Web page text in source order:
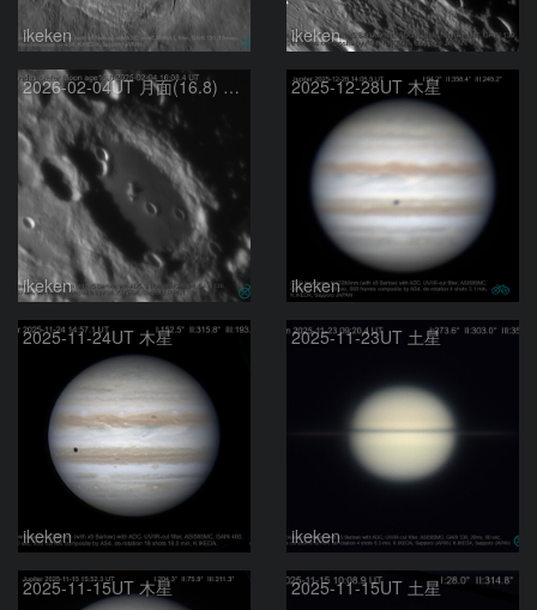
ikeken ikeken
2026-02-04UT 月面(16.8) クレオメデスクレーター
ikeken
2025-12-28UT 木星
ikeken
2025-11-24UT 木星
ikeken
2025-11-23UT 土星
ikeken
2025-11-15UT 木星 2025-11-15UT 土星